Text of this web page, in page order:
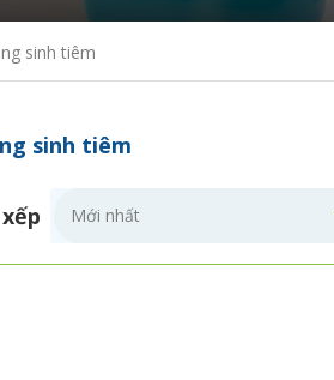
sinh tiêm
sinh tiêm